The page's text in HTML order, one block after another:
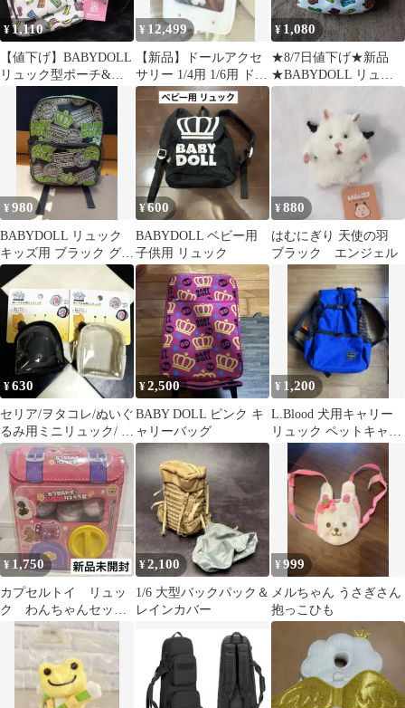
¥1,110
【値下げ】BABYDOLL
リュック型ポーチ&帽
子チャーム セット
¥ 12,499
【新品】ドールアクセ
サリー 1/4用 1/6用 ドー
ルバッグ ホワイト
¥ 1,080
★8/7日値下げ★新品
★BABYDOLL リュッ
ク型ポーチ
¥980
BABYDOLL リュック
キッズ用 ブラック グリ
ーン
¥600
BABYDOLL ベビー用
子供用 リュック
¥880
はむにぎり 天使の羽
ブラック エンジェル
¥630
セリア/ヲタコレ/ぬいぐ
るみ用ミニリュック/ 黒
＆白/２個セット/
¥2,500
BABY DOLL ピンク キ
ャリーバッグ
¥ 1,200
L.Blood 犬用キャリー
リュック ペットキャリ
ー ブルー
¥ 1,750
カプセルトイ リュッ
ク わんちゃんセッ
ト 女の子
¥2,100
1/6 大型バックパック＆
レインカバー
¥999
メルちゃん うさぎさん
抱っこひも